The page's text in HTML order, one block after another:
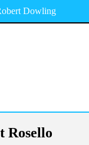
Dowling
Rosello